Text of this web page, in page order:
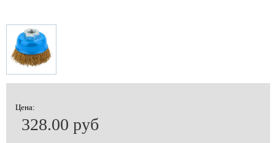
Цена:
328.00 руб